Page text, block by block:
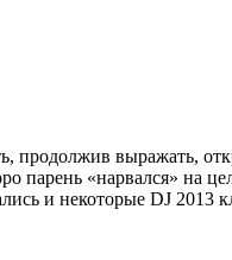
продолжив выражать,
парень «нарвался» на
и некоторые DJ 2013